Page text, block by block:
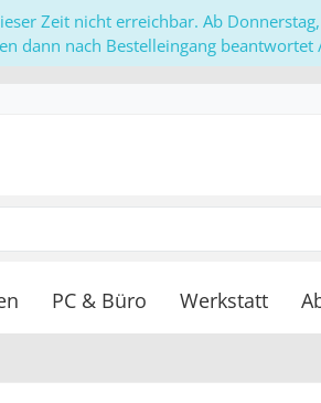
Zeit nicht erreichbar. Ab
dann nach Bestelleingang beantwortet
PC & Büro Werkstatt